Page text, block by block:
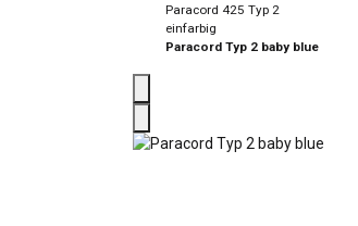
Paracord 425 Typ 2
einfarbig
Paracord Typ 2 baby blue